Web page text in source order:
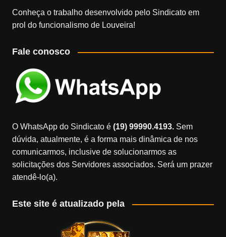
Conheça o trabalho desenvolvido pelo Sindicato em
prol do funcionalismo de Louveira!
Fale conosco
O WhatsApp do Sindicato é(19) 99990.4193.Sem
dúvida, atualmente, é a forma mais dinâmica de nos
comunicarmos, inclusive de solucionarmos as
solicitações dos Servidores associados. Será um prazer
atendê-lo(a).
Este site é atualizado pela